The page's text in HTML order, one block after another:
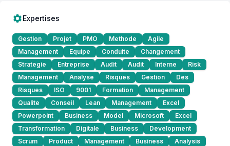
Expertises
Gestion Projet PMO Methode
Agile
Management
Equipe Conduite
Changement
Strategie
Entreprise Audit Audit Interne
Risk
Management
Analyse Risques Gestion
Des
Risques
ISO 9001 Formation
Management
Qualite
Conseil Lean Management
Excel
Powerpoint
Business Model Microsoft
Excel
Transformation
Digitale Business
Development
Scrum
Product Management Business Analysis